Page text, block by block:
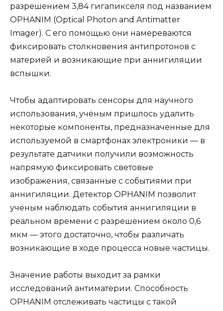
разрешением 3,84 гигапикселя под названием
OPHANIM (Optical Photon and Antimatter
Imager). С его помощью они намереваются
фиксировать столкновения антипротонов с
материей и возникающие при аннигиляции
вспышки.
Чтобы адаптировать сенсоры для научного
использования, учёным пришлось удалить
некоторые компоненты, предназначенные для
используемой в смартфонах электроники — в
результате датчики получили возможность
напрямую фиксировать световые
изображения, связанные с событиями при
аннигиляции. Детектор OPHANIM позволит
учёным наблюдать события аннигиляции в
реальном времени с разрешением около 0,6
мкм — этого достаточно, чтобы различать
возникающие в ходе процесса новые частицы.
Значение работы выходит за рамки
исследований антиматерии. Способность
OPHANIM отслеживать частицы с такой